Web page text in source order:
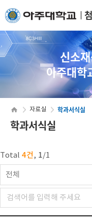
신소
아주대학
자료실 학과서식실
학과서식실
Total 4건, 1/1
전체